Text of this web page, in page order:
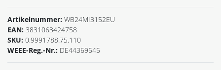
Artikelnummer: WB24MI3152EU
EAN: 3831063424758
SKU: 0.9991788.75.110
WEEE-Reg.-Nr.: DE44369545